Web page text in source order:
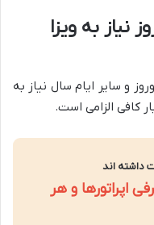
نیاز به ویزا
و سایر ایام سال نیاز به
کافی الزامی است.
داشته اند
اپراتورها و هر